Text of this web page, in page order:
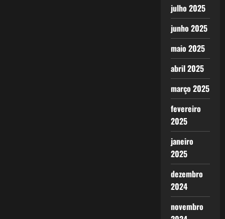
julho 2025
junho 2025
maio 2025
abril 2025
março 2025
fevereiro
2025
janeiro
2025
dezembro
2024
novembro